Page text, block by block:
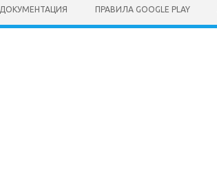
ДОКУМЕНТАЦИЯ ПРАВИЛА GOOGLE PLAY